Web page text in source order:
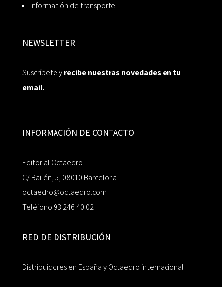
Información de transporte
NEWSLETTER
Suscríbete yrecibe nuestras novedades en tu
email.
INFORMACIÓN DE CONTACTO
Editorial Octaedro
C/ Bailén, 5, 08010 Barcelona
octaedro@octaedro.com
Teléfono 93 246 40 02
RED DE DISTRIBUCIÓN
Distribuidores en España y Octaedro internacional